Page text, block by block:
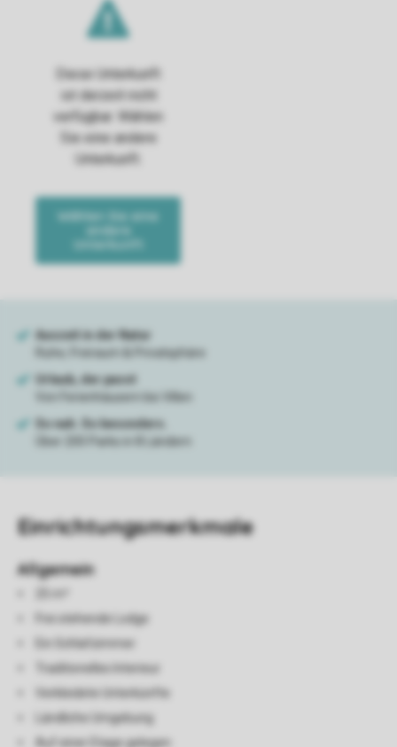
Einrichtungsmerkmale
Allgemein
Frei stehende Lodge
Ein Schlafzimmer
Traditionelles Interieur
Verkleidete Unterkünfte
Ländliche Umgebung
Auf einer Etage gelegen